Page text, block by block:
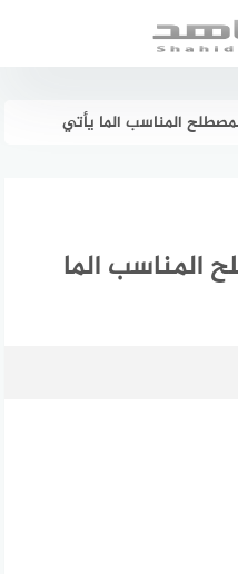
المناسب الما يأتي
المناسب الما